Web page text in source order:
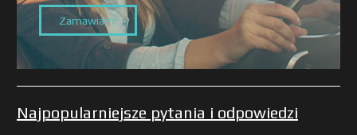
Zamawiam!
Najpopularniejsze pytania i odpowiedzi